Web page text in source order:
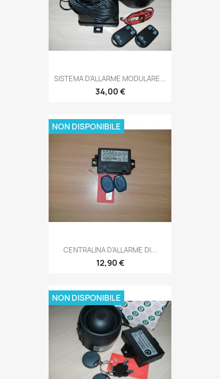
SISTEMA D'ALLARME MODULARE...
34,00 €
CENTRALINA D'ALLARME DI...
12,90 €
NON DISPONIBILE
NON DISPONIBILE